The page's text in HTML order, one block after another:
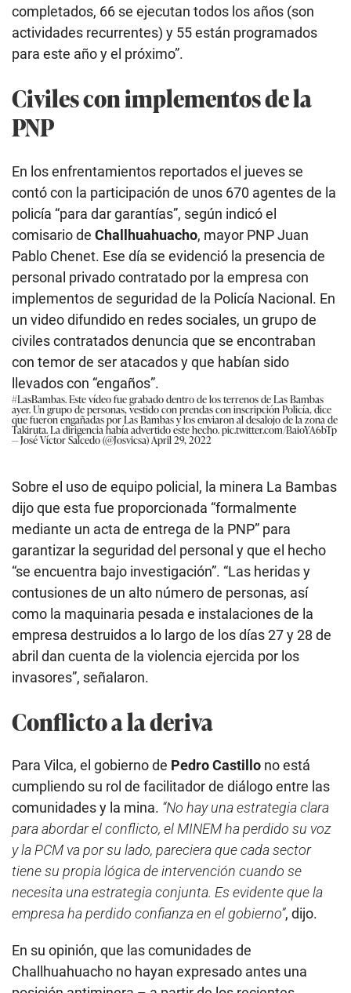
completados, 66 se ejecutan todos los años (son
actividades recurrentes) y 55 están programados
para este año y el próximo”.
Civiles con implementos de la
PNP
En los enfrentamientos reportados el jueves se
contó con la participación de unos 670 agentes de la
policía “para dar garantías”, según indicó el
comisario de Challhuahuacho, mayor PNP Juan
Pablo Chenet. Ese día se evidenció la presencia de
personal privado contratado por la empresa con
implementos de seguridad de la Policía Nacional. En
un video difundido en redes sociales, un grupo de
civiles contratados denuncia que se encontraban
con temor de ser atacados y que habían sido
llevados con “engaños”.
#LasBambas. Este vídeo fue grabado dentro de los terrenos de Las Bambas
ayer. Un grupo de personas, vestido con prendas con inscripción Policía, dice
que fueron engañadas por Las Bambas y los enviaron al desalojo de la zona de
Takiruta. La dirigencia había advertido este hecho.pic.twitter.com/BaioYA6bTp
— José Víctor Salcedo (@Josvicsa)April 29, 2022
Sobre el uso de equipo policial, la minera La Bambas
dijo que esta fue proporcionada “formalmente
mediante un acta de entrega de la PNP” para
garantizar la seguridad del personal y que el hecho
“se encuentra bajo investigación”. “Las heridas y
contusiones de un alto número de personas, así
como la maquinaria pesada e instalaciones de la
empresa destruidos a lo largo de los días 27 y 28 de
abril dan cuenta de la violencia ejercida por los
invasores”, señalaron.
Conflicto a la deriva
Para Vilca, el gobierno de Pedro Castillo no está
cumpliendo su rol de facilitador de diálogo entre las
comunidades y la mina. “No hay una estrategia clara
para abordar el conflicto, el MINEM ha perdido su voz
y la PCM va por su lado, pareciera que cada sector
tiene su propia lógica de intervención cuando se
necesita una estrategia conjunta. Es evidente que la
empresa ha perdido confianza en el gobierno”, dijo.
En su opinión, que las comunidades de
Challhuahuacho no hayan expresado antes una